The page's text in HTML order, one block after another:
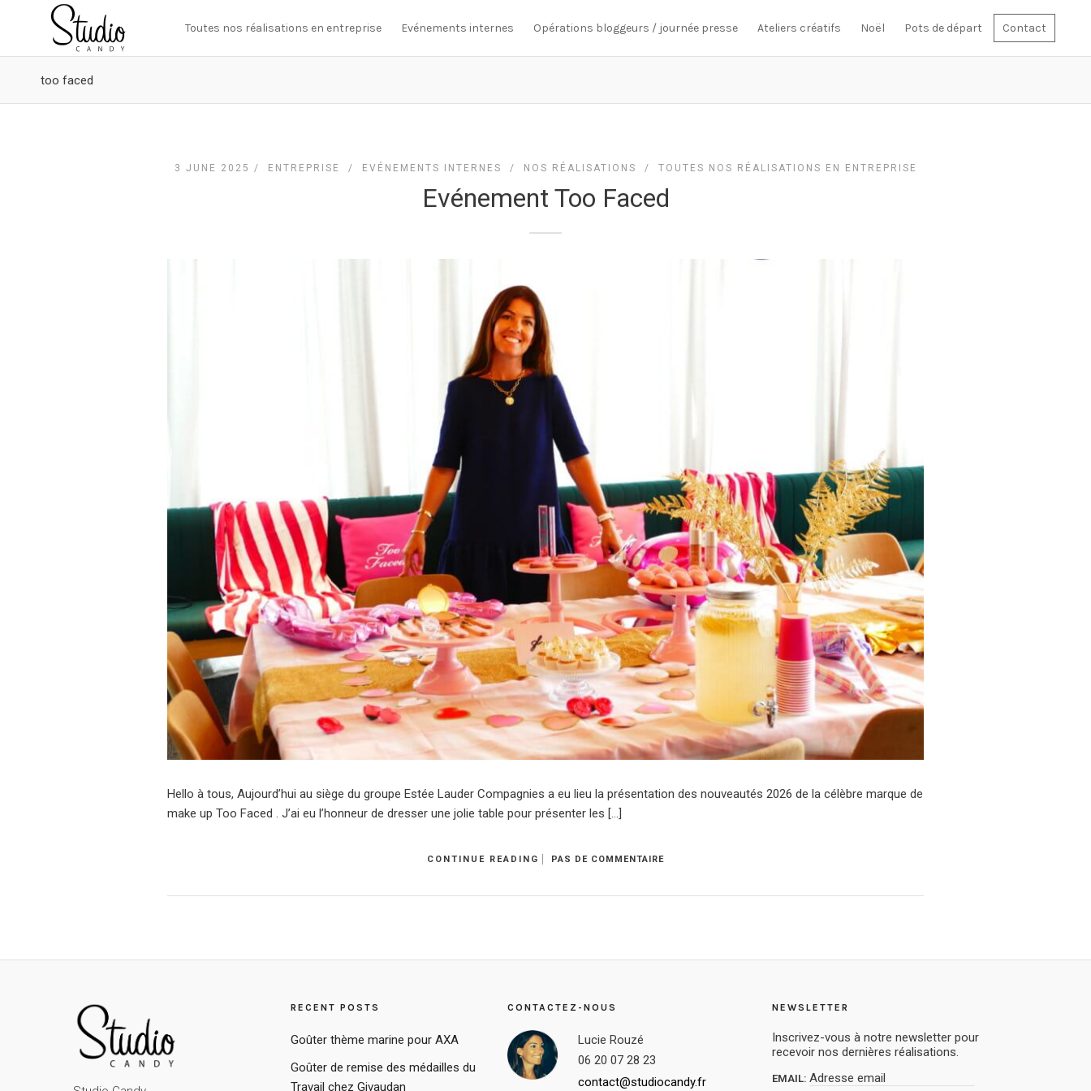
Toutes nos réalisations en entreprise Evénements internes Opérations bloggeurs / journée presse Ateliers créatifs Noël Pots de départ Contact
too faced
3 JUNE 2025 / ENTREPRISE / EVÉNEMENTS INTERNES / NOS RÉALISATIONS / TOUTES NOS RÉALISATIONS EN ENTREPRISE
Evénement Too Faced
Hello à tous, Aujourd’hui au siège du groupe Estée Lauder Compagnies a eu lieu la présentation des nouveautés 2026 de la célèbre marque de
make up Too Faced . J’ai eu l’honneur de dresser une jolie table pour présenter les […]
CONTINUE READING PAS DE COMMENTAIRE
RECENT POSTS
Goûter thème marine pour AXA
Goûter de remise des médailles du
Travail chez Givaudan
CONTACTEZ-NOUS
Lucie Rouzé
06 20 07 28 23
contact@studiocandy.fr
NEWSLETTER
Inscrivez-vous à notre newsletter pour
recevoir nos dernières réalisations.
EMAIL: